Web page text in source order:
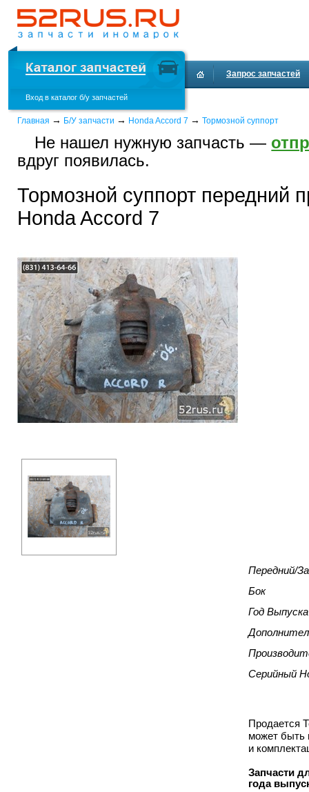
Вход в каталог б/у запчастей
Запрос запчастей
Главная → Б/У запчасти → Honda Accord 7 → Тормозной суппорт
Не нашел нужную запчасть —
вдруг появилась.
Тормозной суппорт передний
Honda Accord 7
Передний/
Бок
Год Выпуска
Серийный
Продается
может быть
и
Запчасти
года